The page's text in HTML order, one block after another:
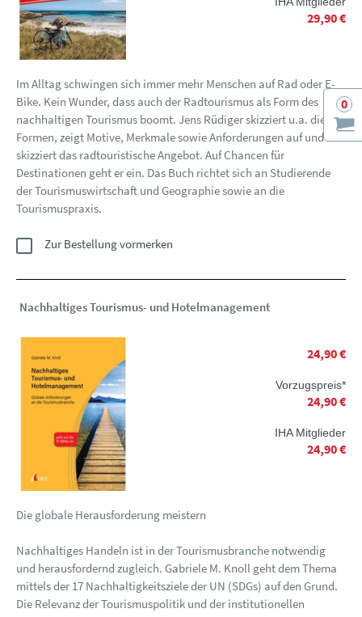
0
29,90 €
Im Alltag schwingen sich immer mehr Menschen auf Rad oder E-
Bike. Kein Wunder, dass auch der Radtourismus als Form des
nachhaltigen Tourismus boomt. Jens Rüdiger skizziert u.a. die
Formen, zeigt Motive, Merkmale sowie Anforderungen auf und
skizziert das radtouristische Angebot. Auf Chancen für
Destinationen geht er ein. Das Buch richtet sich an Studierende
der Tourismuswirtschaft und Geographie sowie an die
Tourismuspraxis.
Zur Bestellung vormerken
Nachhaltiges Tourismus- und Hotelmanagement
24,90 €
Vorzugspreis*
24,90 €
IHA Mitglieder
24,90 €
Die globale Herausforderung meistern
Nachhaltiges Handeln ist in der Tourismusbranche notwendig
und herausfordernd zugleich. Gabriele M. Knoll geht dem Thema
mittels der 17 Nachhaltigkeitsziele der UN (SDGs) auf den Grund.
Die Relevanz der Tourismuspolitik und der institutionellen